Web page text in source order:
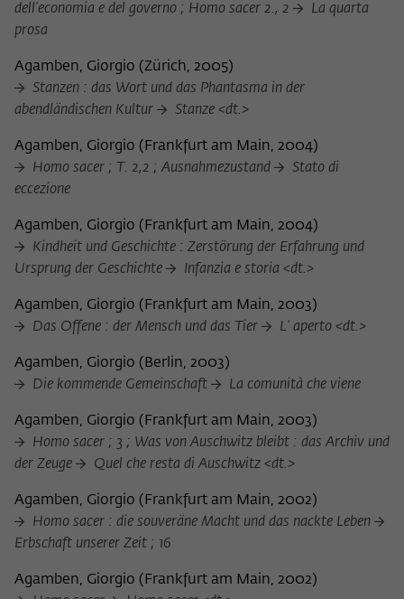
dell'economia e del governo ; Homo sacer 2., 2
La quarta
prosa
Agamben, Giorgio (Zürich, 2005)
Stanzen : das Wort und das Phantasma in der
abendländischen Kultur
Stanze <dt.>
Agamben, Giorgio ( Frankfurt am Main, 2004)
Homo sacer ; T. 2,2 ; Ausnahmezustand
Stato di
eccezione
Agamben, Giorgio ( Frankfurt am Main, 2004)
Kindheit und Geschichte : Zerstörung der Erfahrung und
Ursprung der Geschichte
Infanzia e storia <dt.>
Agamben, Giorgio ( Frankfurt am Main, 2003)
Das Offene : der Mensch und das Tier
L' aperto <dt.>
Agamben, Giorgio ( Berlin, 2003)
Die kommende Gemeinschaft
La comunità che viene
Agamben, Giorgio ( Frankfurt am Main, 2003)
Homo sacer ; 3 ; Was von Auschwitz bleibt : das Archiv und
der Zeuge
Quel che resta di Auschwitz <dt.>
Agamben, Giorgio ( Frankfurt am Main, 2002)
Homo sacer : die souveräne Macht und das nackte Leben
Erbschaft unserer Zeit ; 16
Agamben, Giorgio ( Frankfurt am Main, 2002)